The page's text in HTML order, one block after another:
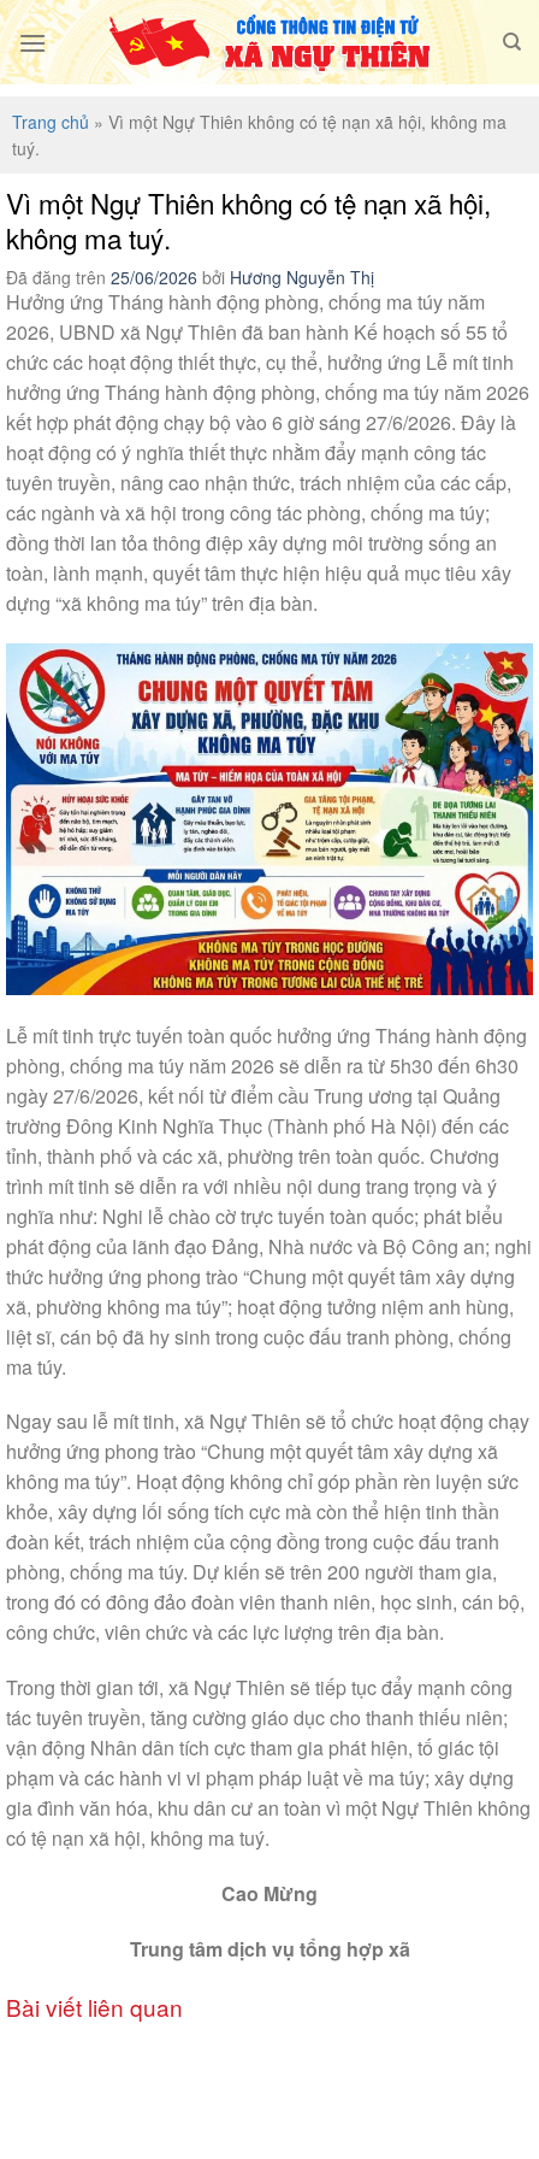
Chuyển
đến
nội
Trang chủ » Vì một Ngự Thiên không có tệ nạn xã hội, không ma
tuý.
Vì một Ngự Thiên không có tệ nạn xã hội,
không ma tuý.
Đã đăng trên 25/06/2026 bởi Hương Nguyễn Thị
Hưởng ứng Tháng hành động phòng, chống ma túy năm
2026, UBND xã Ngự Thiên đã ban hành Kế hoạch số 55 tổ
chức các hoạt động thiết thực, cụ thể, hưởng ứng Lễ mít tinh
hưởng ứng Tháng hành động phòng, chống ma túy năm 2026
kết hợp phát động chạy bộ vào 6 giờ sáng 27/6/2026. Đây là
hoạt động có ý nghĩa thiết thực nhằm đẩy mạnh công tác
tuyên truyền, nâng cao nhận thức, trách nhiệm của các cấp,
các ngành và xã hội trong công tác phòng, chống ma túy;
đồng thời lan tỏa thông điệp xây dựng môi trường sống an
toàn, lành mạnh, quyết tâm thực hiện hiệu quả mục tiêu xây
dựng “xã không ma túy” trên địa bàn.
Lễ mít tinh trực tuyến toàn quốc hưởng ứng Tháng hành động
phòng, chống ma túy năm 2026 sẽ diễn ra từ 5h30 đến 6h30
ngày 27/6/2026, kết nối từ điểm cầu Trung ương tại Quảng
trường Đông Kinh Nghĩa Thục (Thành phố Hà Nội) đến các
tỉnh, thành phố và các xã, phường trên toàn quốc. Chương
trình mít tinh sẽ diễn ra với nhiều nội dung trang trọng và ý
nghĩa như: Nghi lễ chào cờ trực tuyến toàn quốc; phát biểu
phát động của lãnh đạo Đảng, Nhà nước và Bộ Công an; nghi
thức hưởng ứng phong trào “Chung một quyết tâm xây dựng
xã, phường không ma túy”; hoạt động tưởng niệm anh hùng,
liệt sĩ, cán bộ đã hy sinh trong cuộc đấu tranh phòng, chống
ma túy.
Ngay sau lễ mít tinh, xã Ngự Thiên sẽ tổ chức hoạt động chạy
hưởng ứng phong trào “Chung một quyết tâm xây dựng xã
không ma túy”. Hoạt động không chỉ góp phần rèn luyện sức
khỏe, xây dựng lối sống tích cực mà còn thể hiện tinh thần
đoàn kết, trách nhiệm của cộng đồng trong cuộc đấu tranh
phòng, chống ma túy. Dự kiến sẽ trên 200 người tham gia,
trong đó có đông đảo đoàn viên thanh niên, học sinh, cán bộ,
công chức, viên chức và các lực lượng trên địa bàn.
Trong thời gian tới, xã Ngự Thiên sẽ tiếp tục đẩy mạnh công
tác tuyên truyền, tăng cường giáo dục cho thanh thiếu niên;
vận động Nhân dân tích cực tham gia phát hiện, tố giác tội
phạm và các hành vi vi phạm pháp luật về ma túy; xây dựng
gia đình văn hóa, khu dân cư an toàn vì một Ngự Thiên không
có tệ nạn xã hội, không ma tuý.
Cao Mừng
Trung tâm dịch vụ tổng hợp xã
Bài viết liên quan